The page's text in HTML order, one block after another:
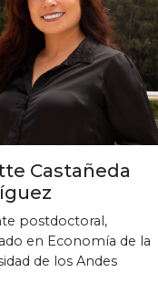
Castañeda
postdoctoral,
en Economía de la
de los Andes